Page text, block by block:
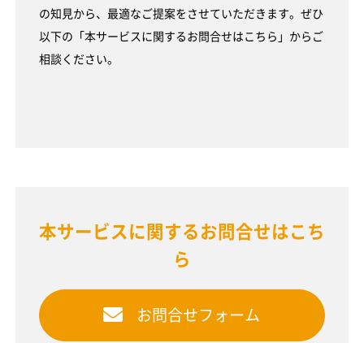
の知見から、最適なご提案をさせていただきます。ぜひ
以下の「本サービスに関するお問合せはこちら」からご
相談ください。
本サービスに関するお問合せはこち
ら
お問合せフォーム